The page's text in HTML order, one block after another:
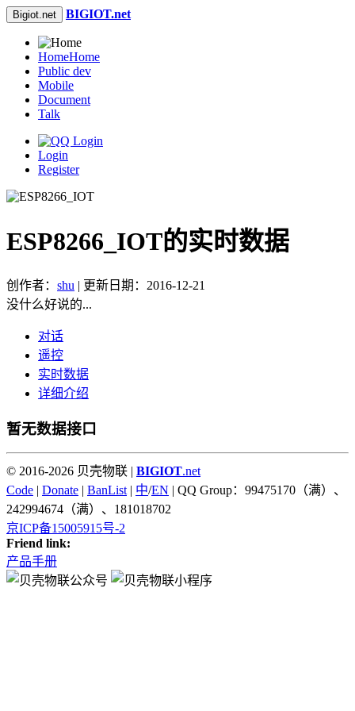
Bigiot.net BIGIOT.net
HomeHome
Public dev
Mobile
Document
Talk
Login
Register
ESP8266_IOT的实时数据
创作者： shu | 更新日期：2016-12-21
没什么好说的...
对话
遥控
实时数据
详细介绍
暂无数据接口
© 2016-2026 贝壳物联 | BIGIOT.net
Code | Donate | BanList | 中/EN | QQ Group：99475170（满）、
242994674（满）、181018702
京ICP备15005915号-2
Friend link:
产品手册